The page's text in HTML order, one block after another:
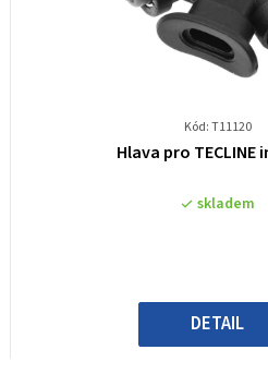
Kód: T11120
5
Hlava pro
skladem
DETAIL